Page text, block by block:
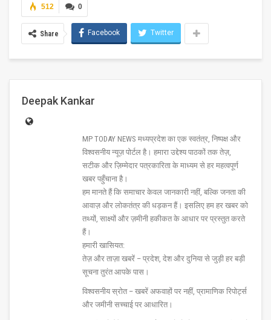
0
512
Share Facebook Twitter
Deepak Kankar
MP TODAY NEWS मध्यप्रदेश का एक स्वतंत्र, निष्पक्ष और
विश्वसनीय न्यूज़ पोर्टल है। हमारा उद्देश्य पाठकों तक तेज़,
सटीक और ज़िम्मेदार पत्रकारिता के माध्यम से हर महत्वपूर्ण
खबर पहुँचाना है।
हम मानते हैं कि समाचार केवल जानकारी नहीं, बल्कि जनता की
आवाज़ और लोकतंत्र की धड़कन हैं। इसलिए हम हर खबर को
तथ्यों, साक्ष्यों और ज़मीनी हकीकत के आधार पर प्रस्तुत करते
हैं।
हमारी खासियत:
तेज़ और ताज़ा खबरें – प्रदेश, देश और दुनिया से जुड़ी हर बड़ी
सूचना तुरंत आपके पास।
विश्वसनीय स्रोत – खबरें अफवाहों पर नहीं, प्रामाणिक रिपोर्ट्स
और जमीनी सच्चाई पर आधारित।